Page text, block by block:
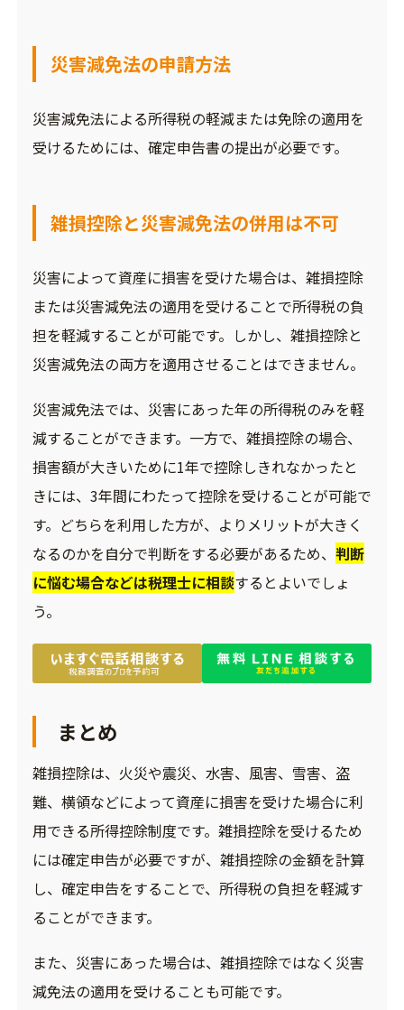
災害減免法の申請方法
災害減免法による所得税の軽減または免除の適用を
受けるためには、確定申告書の提出が必要です。
雑損控除と災害減免法の併用は不可
災害によって資産に損害を受けた場合は、雑損控除
または災害減免法の適用を受けることで所得税の負
担を軽減することが可能です。しかし、雑損控除と
災害減免法の両方を適用させることはできません。
災害減免法では、災害にあった年の所得税のみを軽
減することができます。一方で、雑損控除の場合、
損害額が大きいために1年で控除しきれなかったと
きには、3年間にわたって控除を受けることが可能で
す。どちらを利用した方が、よりメリットが大きく
なるのかを自分で判断をする必要があるため、 判断
に悩む場合などは税理士に相談するとよいでしょ
う。
まとめ
雑損控除は、火災や震災、水害、風害、雪害、盗
難、横領などによって資産に損害を受けた場合に利
用できる所得控除制度です。雑損控除を受けるため
には確定申告が必要ですが、雑損控除の金額を計算
し、確定申告をすることで、所得税の負担を軽減す
ることができます。
また、災害にあった場合は、雑損控除ではなく災害
減免法の適用を受けることも可能です。